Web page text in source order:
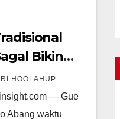
Bikin
HOOLAHUP
— Gue
Abang waktu